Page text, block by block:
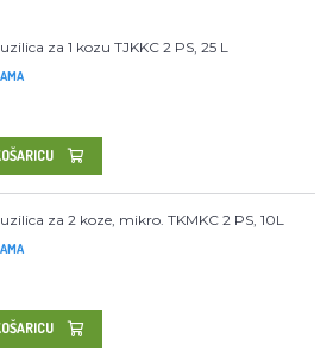
za 1 kozu TJKKC 2 PS, 25 L
za 2 koze, mikro. TKMKC 2 PS, 10L